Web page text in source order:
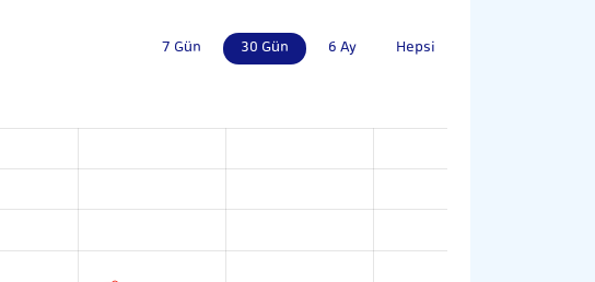
7 Gün 30 Gün 6 Ay Hepsi